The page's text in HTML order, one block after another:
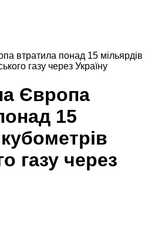
втратила понад 15 мільярдів
газу через Україну
Європа
15
газу через